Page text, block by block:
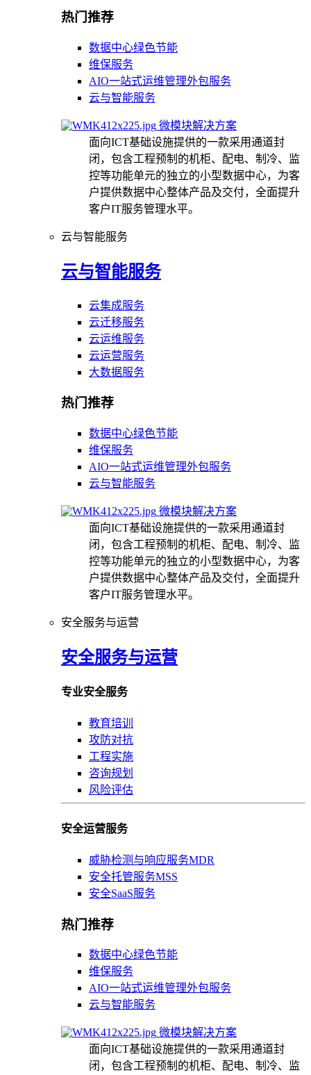
热门推荐
数据中心绿色节能
维保服务
AIO一站式运维管理外包服务
云与智能服务
微模块解决方案
面向ICT基础设施提供的一款采用通道封
闭，包含工程预制的机柜、配电、制冷、监
控等功能单元的独立的小型数据中心，为客
户提供数据中心整体产品及交付，全面提升
客户IT服务管理水平。
云与智能服务
云与智能服务
云集成服务
云迁移服务
云运维服务
云运营服务
大数据服务
热门推荐
数据中心绿色节能
维保服务
AIO一站式运维管理外包服务
云与智能服务
微模块解决方案
面向ICT基础设施提供的一款采用通道封
闭，包含工程预制的机柜、配电、制冷、监
控等功能单元的独立的小型数据中心，为客
户提供数据中心整体产品及交付，全面提升
客户IT服务管理水平。
安全服务与运营
安全服务与运营
专业安全服务
教育培训
攻防对抗
工程实施
咨询规划
风险评估
安全运营服务
威胁检测与响应服务MDR
安全托管服务MSS
安全SaaS服务
热门推荐
数据中心绿色节能
维保服务
AIO一站式运维管理外包服务
云与智能服务
微模块解决方案
面向ICT基础设施提供的一款采用通道封
闭，包含工程预制的机柜、配电、制冷、监